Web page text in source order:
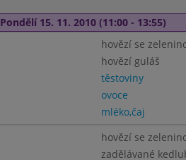
Pondělí 15. 11. 2010 (11:00 - 13:55)
hovězí se
hovězí guláš
těstoviny
ovoce
mléko,čaj
hovězí se
zadělávané